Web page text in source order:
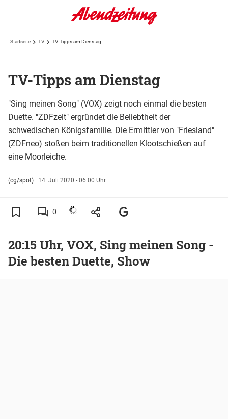
Startseite TV TV-Tipps am Dienstag
TV-Tipps am Dienstag
"Sing meinen Song" (VOX) zeigt noch einmal die besten
Duette. "ZDFzeit" ergründet die Beliebtheit der
schwedischen Königsfamilie. Die Ermittler von "Friesland"
(ZDFneo) stoßen beim traditionellen Klootschießen auf
eine Moorleiche.
(cg/spot) | 14. Juli 2020 - 06:00 Uhr
0
20:15 Uhr, VOX, Sing meinen Song -
Die besten Duette, Show